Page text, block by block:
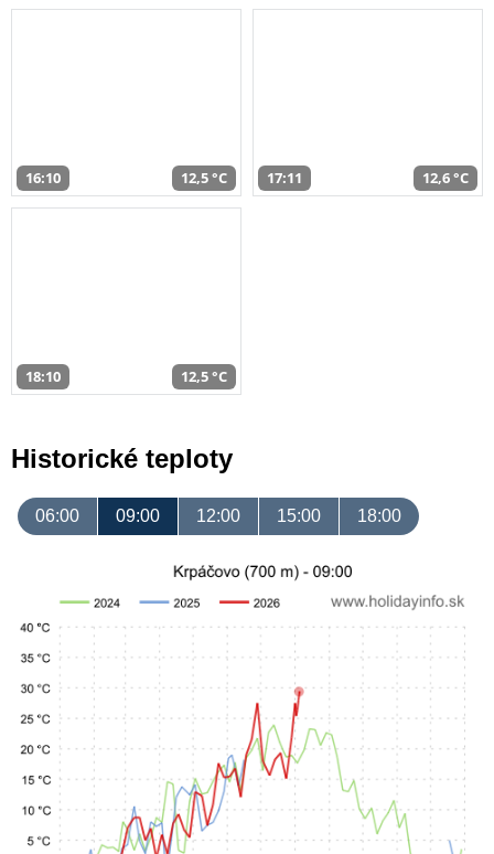
16:10 12,5 °C 17:11 12,6 °C
18:10 12,5 °C
Historické teploty
06:00 09:00 12:00 15:00 18:00